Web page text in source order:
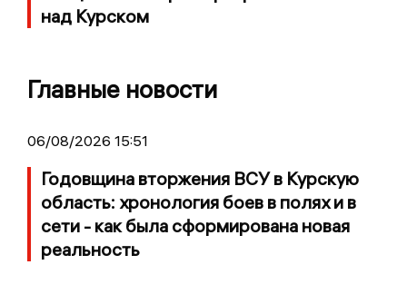
над Курском
Главные новости
06/08/2026 15:51
Годовщина вторжения ВСУ в Курскую
область: хронология боев в полях и в
сети - как была сформирована новая
реальность